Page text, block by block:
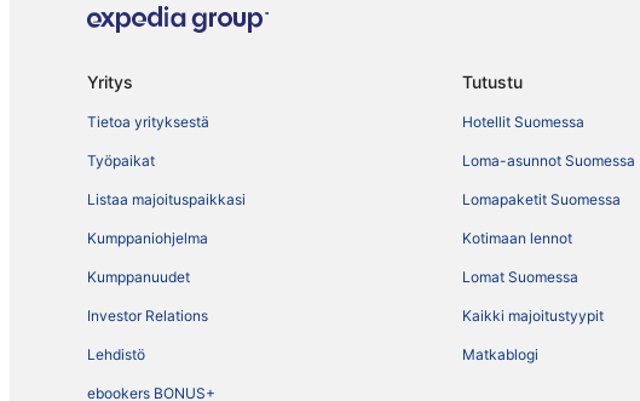
Yritys
Tietoa yrityksestä
Työpaikat
Listaa majoituspaikkasi
Kumppaniohjelma
Kumppanuudet
Investor Relations
Lehdistö
ebookers BONUS+
Tutustu
Hotellit Suomessa
Loma-asunnot Suomessa
Lomapaketit Suomessa
Kotimaan lennot
Lomat Suomessa
Kaikki majoitustyypit
Matkablogi